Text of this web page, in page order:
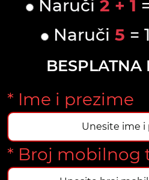
Naruči 2 + 1
Naruči 5 =
BESPLATNA
* Ime i prezime
* Broj mobilnog